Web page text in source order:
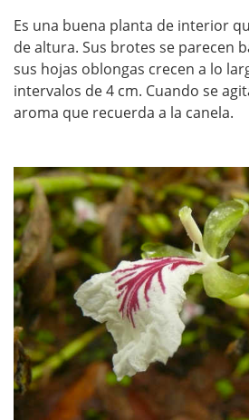
Es una buena planta de interior
de altura. Sus brotes se parecen
sus hojas oblongas crecen a lo
intervalos de 4 cm. Cuando se
aroma que recuerda a la canela.